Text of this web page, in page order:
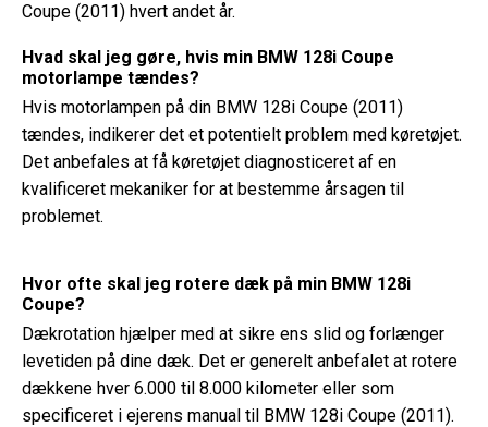
Coupe (2011) hvert andet år.
Hvad skal jeg gøre, hvis min BMW 128i Coupe
motorlampe tændes?
Hvis motorlampen på din BMW 128i Coupe (2011)
tændes, indikerer det et potentielt problem med køretøjet.
Det anbefales at få køretøjet diagnosticeret af en
kvalificeret mekaniker for at bestemme årsagen til
problemet.
Hvor ofte skal jeg rotere dæk på min BMW 128i
Coupe?
Dækrotation hjælper med at sikre ens slid og forlænger
levetiden på dine dæk. Det er generelt anbefalet at rotere
dækkene hver 6.000 til 8.000 kilometer eller som
specificeret i ejerens manual til BMW 128i Coupe (2011).